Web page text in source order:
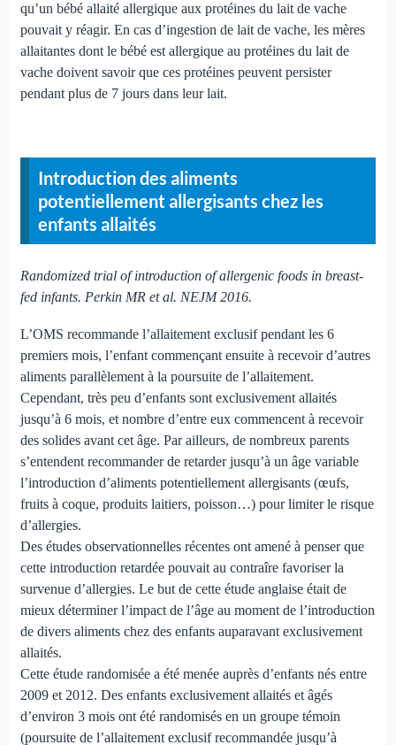
qu’un bébé allaité allergique aux protéines du lait de vache
pouvait y réagir. En cas d’ingestion de lait de vache, les mères
allaitantes dont le bébé est allergique au protéines du lait de
vache doivent savoir que ces protéines peuvent persister
pendant plus de 7 jours dans leur lait.
Introduction des aliments
potentiellement allergisants chez les
enfants allaités
Randomized trial of introduction of allergenic foods in breast-
fed infants. Perkin MR et al. NEJM 2016.
L’OMS recommande l’allaitement exclusif pendant les 6
premiers mois, l’enfant commençant ensuite à recevoir d’autres
aliments parallèlement à la poursuite de l’allaitement.
Cependant, très peu d’enfants sont exclusivement allaités
jusqu’à 6 mois, et nombre d’entre eux commencent à recevoir
des solides avant cet âge. Par ailleurs, de nombreux parents
s’entendent recommander de retarder jusqu’à un âge variable
l’introduction d’aliments potentiellement allergisants (œufs,
fruits à coque, produits laitiers, poisson…) pour limiter le risque
d’allergies.
Des études observationnelles récentes ont amené à penser que
cette introduction retardée pouvait au contraîre favoriser la
survenue d’allergies. Le but de cette étude anglaise était de
mieux déterminer l’impact de l’âge au moment de l’introduction
de divers aliments chez des enfants auparavant exclusivement
allaités.
Cette étude randomisée a été menée auprès d’enfants nés entre
2009 et 2012. Des enfants exclusivement allaités et âgés
d’environ 3 mois ont été randomisés en un groupe témoin
(poursuite de l’allaitement exclusif recommandée jusqu’à